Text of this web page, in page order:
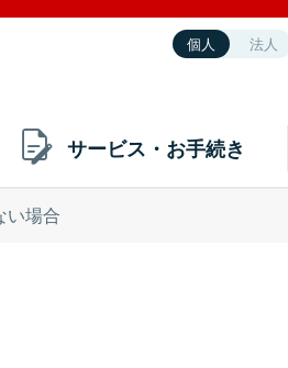
個人 法人
サービス・お手続き
い場合